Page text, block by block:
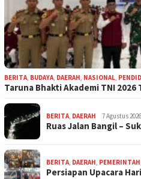
BERITA, BUDAYA, DAERAH, NASIONAL,
Taruna Bhakti Akademi TNI
BERITA, DAERAH 7 Agustus 2026
Ruas Jalan Bangil –
BERITA, DAERAH, PEMERINTAH,
Persiapan Upacara